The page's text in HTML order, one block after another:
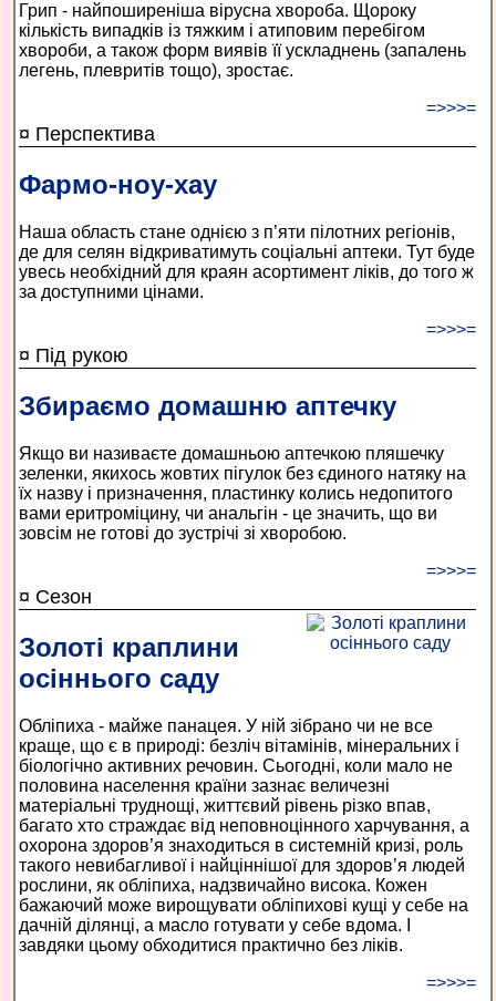
Грип - найпоширеніша вірусна хвороба. Щороку
кількість випадків із тяжким і атиповим перебігом
хвороби, а також форм виявів її ускладнень (запалень
легень, плевритів тощо), зростає.
=>>>=
¤ Перспектива
Фармо-ноу-хау
Наша область стане однією з п’яти пілотних регіонів,
де для селян відкриватимуть соціальні аптеки. Тут буде
увесь необхідний для краян асортимент ліків, до того ж
за доступними цінами.
=>>>=
¤ Під рукою
Збираємо домашню аптечку
Якщо ви називаєте домашньою аптечкою пляшечку
зеленки, якихось жовтих пігулок без єдиного натяку на
їх назву і призначення, пластинку колись недопитого
вами еритроміцину, чи анальгін - це значить, що ви
зовсім не готові до зустрічі зі хворобою.
=>>>=
¤ Сезон
Золоті краплини
осіннього саду
Обліпиха - майже панацея. У ній зібрано чи не все
краще, що є в природі: безліч вітамінів, мінеральних і
біологічно активних речовин. Сьогодні, коли мало не
половина населення країни зазнає величезні
матеріальні труднощі, життєвий рівень різко впав,
багато хто страждає від неповноцінного харчування, а
охорона здоров’я знаходиться в системній кризі, роль
такого невибагливої і найціннішої для здоров’я людей
рослини, як обліпиха, надзвичайно висока. Кожен
бажаючий може вирощувати обліпихові кущі у себе на
дачній ділянці, а масло готувати у себе вдома. І
завдяки цьому обходитися практично без ліків.
=>>>=